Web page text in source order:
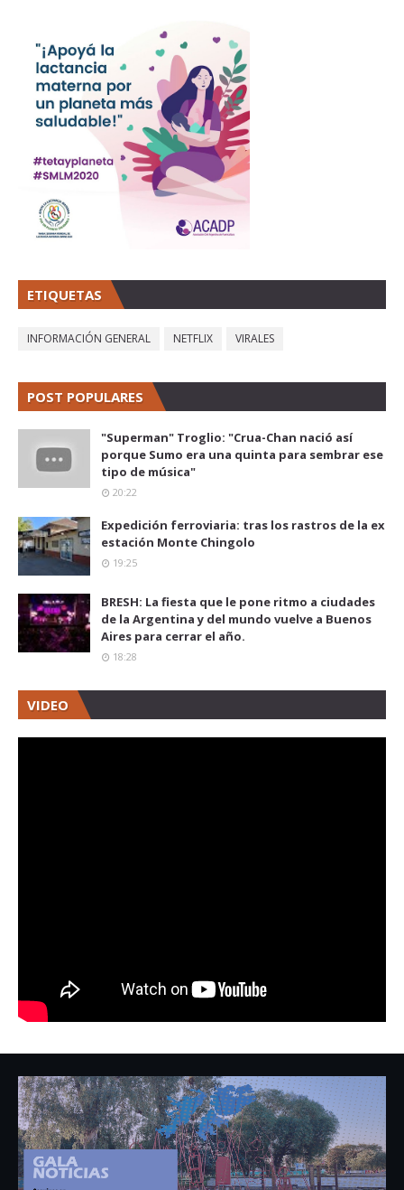
ETIQUETAS
INFORMACIÓN GENERAL NETFLIX VIRALES
POST POPULARES
"Superman" Troglio: "Crua-Chan nació así
porque Sumo era una quinta para sembrar ese
tipo de música"
20:22
Expedición ferroviaria: tras los rastros de la ex
estación Monte Chingolo
19:25
BRESH: La fiesta que le pone ritmo a ciudades
de la Argentina y del mundo vuelve a Buenos
Aires para cerrar el año.
18:28
VIDEO